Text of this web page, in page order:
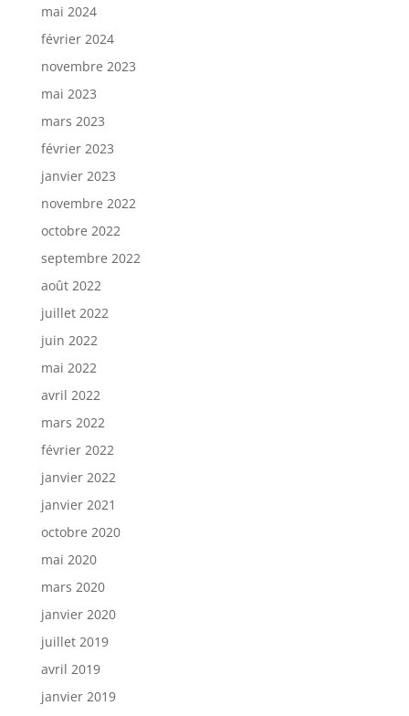
mai 2024
février 2024
novembre 2023
mai 2023
mars 2023
février 2023
janvier 2023
novembre 2022
octobre 2022
septembre 2022
août 2022
juillet 2022
juin 2022
mai 2022
avril 2022
mars 2022
février 2022
janvier 2022
janvier 2021
octobre 2020
mai 2020
mars 2020
janvier 2020
juillet 2019
avril 2019
janvier 2019